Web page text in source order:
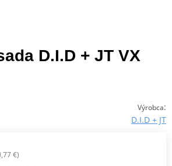
D.I.D + JT VX
Výrobca:
D.I.D + JT
€)